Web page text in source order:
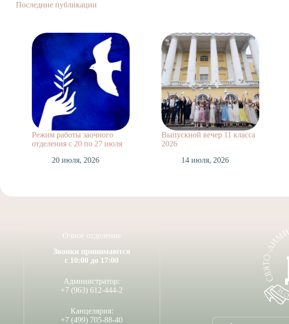
Последние публикации
Режим работы заочного
отделения с 20 по 27 июля
20 июля, 2026
Выпускной вечер 11 класса
2026
14 июля, 2026
Очное отделение
Звонки принимаются
с 10:00 до 17:00
Администратор:
+7 (963) 612-444-2
Канцелярия:
+7 (499) 705-88-40